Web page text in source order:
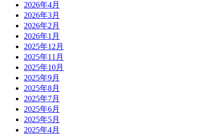
2026年4月
2026年3月
2026年2月
2026年1月
2025年12月
2025年11月
2025年10月
2025年9月
2025年8月
2025年7月
2025年6月
2025年5月
2025年4月